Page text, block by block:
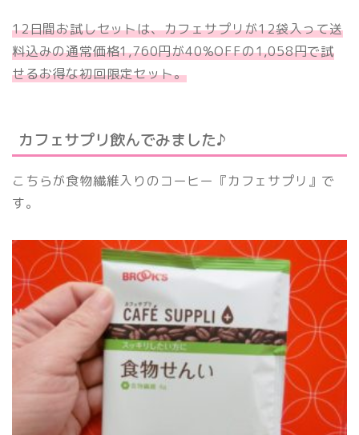
12日間お試しセットは、カフェサプリが12袋入って送
料込みの通常価格1,760円が40%OFFの1,058円で試
せるお得な初回限定セット。
カフェサプリ飲んでみました♪
こちらが食物繊維入りのコーヒー『カフェサプリ』で
す。